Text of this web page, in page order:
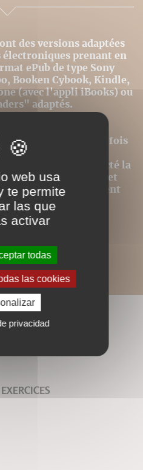
des versions adaptées
électroniques prenant en
ePub de type Sony
Booken Cybook, Kindle,
(avec l'appli iBooks) ou
adaptés.
et optimisés pour
de lecture, toutefois
pas strictement
au mieux respecté la
Les contenus textes et
contre, intégralement
web usa
te permite
las que
activar
todas
las cookies
privacidad